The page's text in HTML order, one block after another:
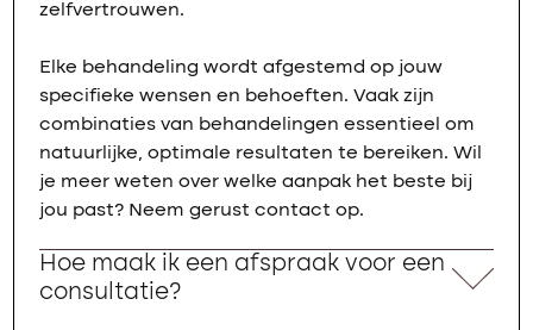
zelfvertrouwen.
Elke behandeling wordt afgestemd op jouw
specifieke wensen en behoeften. Vaak zijn
combinaties van behandelingen essentieel om
natuurlijke, optimale resultaten te bereiken. Wil
je meer weten over welke aanpak het beste bij
jou past? Neem gerust contact op.
Hoe maak ik een afspraak voor een
consultatie?